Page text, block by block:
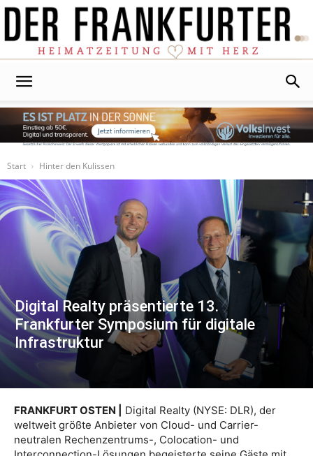
Start
Hinter den Kulissen
Digital Realty präsentierte 13.
Frankfurter Symposium für digitale
Infrastruktur
FRANKFURT OSTEN |
Digital Realty (NYSE: DLR), der
weltweit größte Anbieter von Cloud- und Carrier-
neutralen Rechenzentrums-, Colocation- und